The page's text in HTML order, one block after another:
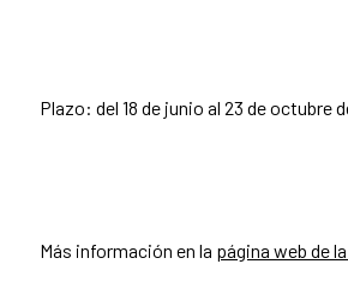
Plazo: del 18 de junio al 23 de octubre
Más información en la página web de